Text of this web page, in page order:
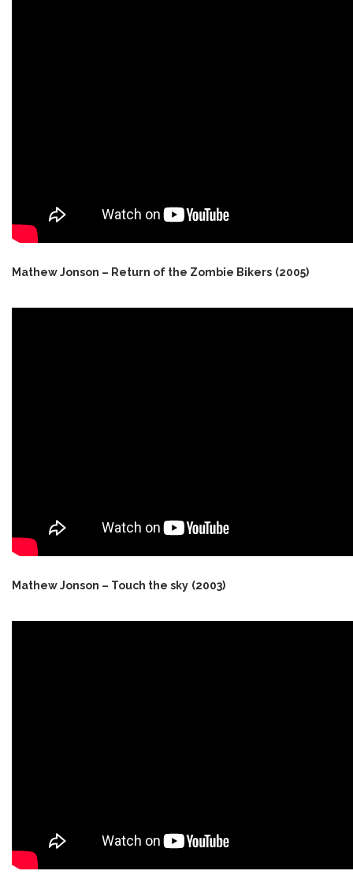
Mathew Jonson – Return of the Zombie Bikers (2005)
Mathew Jonson – Touch the sky (2003)